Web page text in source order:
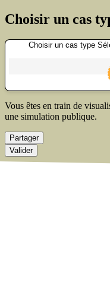
Choisir un cas
Choisir un cas type
Vous êtes en train de
une simulation publique.
Partager
Valider